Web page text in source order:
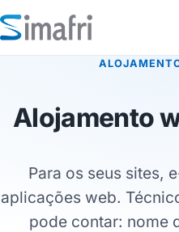
Alojamento
Para os seus sites,
aplicações web.
pode contar: nome